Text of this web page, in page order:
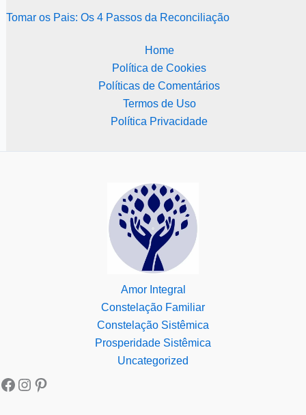
Tomar os Pais: Os 4 Passos da Reconciliação
Home
Política de Cookies
Políticas de Comentários
Termos de Uso
Política Privacidade
Amor Integral
Constelação Familiar
Constelação Sistêmica
Prosperidade Sistêmica
Uncategorized